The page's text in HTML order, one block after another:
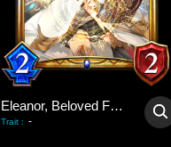
Eleanor, Beloved Flower
Trait : -